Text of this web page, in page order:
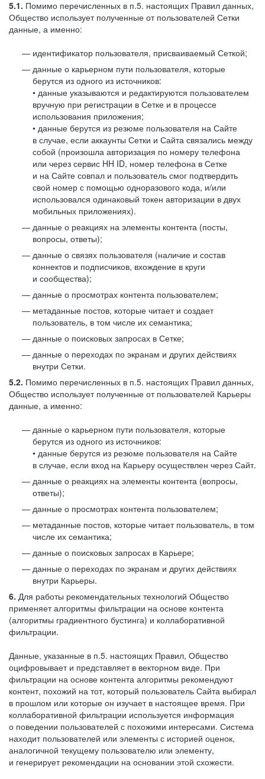
5.1. Помимо перечисленных в п.5. настоящих Правил данных,
Общество использует полученные от пользователей Сетки
данные, а именно:
идентификатор пользователя, присваиваемый Сеткой;
данные о карьерном пути пользователя, которые
берутся из одного из источников:
• данные указываются и редактируются пользователем
вручную при регистрации в Сетке и в процессе
использования приложения;
• данные берутся из резюме пользователя на Сайте
в случае, если аккаунты Сетки и Сайта связались между
собой (произошла авторизация по номеру телефона
или через сервис HH ID, номер телефона в Сетке
и на Сайте совпал и пользователь смог подтвердить
свой номер с помощью одноразового кода, и/или
использовался одинаковый токен авторизации в двух
мобильных приложениях).
данные о реакциях на элементы контента (посты,
вопросы, ответы);
данные о связях пользователя (наличие и состав
коннектов и подписчиков, вхождение в круги
и сообщества);
данные о просмотрах контента пользователем;
метаданные постов, которые читает и создает
пользователь, в том числе их семантика;
данные о поисковых запросах в Сетке;
данные о переходах по экранам и других действиях
внутри Сетки.
5.2. Помимо перечисленных в п.5. настоящих Правил данных,
Общество использует полученные от пользователей Карьеры
данные, а именно:
данные о карьерном пути пользователя, которые
берутся из одного из источников:
• данные берутся из резюме пользователя на Сайте
в случае, если вход на Карьеру осуществлен через Сайт.
данные о реакциях на элементы контента (вопросы,
ответы);
данные о просмотрах контента пользователем;
метаданные постов, которые читает пользователь, в том
числе их семантика;
данные о поисковых запросах в Карьере;
данные о переходах по экранам и других действиях
внутри Карьеры.
6. Для работы рекомендательных технологий Общество
применяет алгоритмы фильтрации на основе контента
(алгоритмы градиентного бустинга) и коллаборативной
фильтрации.
Данные, указанные в п.5. настоящих Правил, Общество
оцифровывает и представляет в векторном виде. При
фильтрации на основе контента алгоритмы рекомендуют
контент, похожий на тот, который пользователь Сайта выбирал
в прошлом или которые он изучает в настоящее время. При
коллаборативной фильтрации используется информация
о поведении пользователей с похожими интересами. Система
находит пользователей или элементы с историей оценок,
аналогичной текущему пользователю или элементу,
и генерирует рекомендации на основании этой схожести.